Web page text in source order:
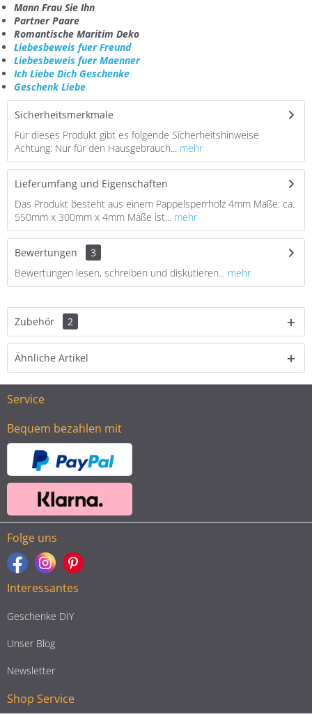
Mann Frau Sie Ihn
Partner Paare
Romantische Maritim Deko
Liebesbeweis fuer Freund
Liebesbeweis fuer Maenner
Ich Liebe Dich Geschenke
Geschenk Liebe
Sicherheitsmerkmale
Für dieses Produkt gibt es folgende Sicherheitshinweise
Achtung: Nur für den Hausgebrauch... mehr
Lieferumfang und Eigenschaften
Das Produkt besteht aus einem Pappelsperrholz 4mm Maße: ca.
550mm x 300mm x 4mm Maße ist... mehr
Bewertungen
3
Bewertungen lesen, schreiben und diskutieren... mehr
Zubehör 2
Ähnliche Artikel
Service
Bequem bezahlen mit
Folge uns
Interessantes
Geschenke DIY
Unser Blog
Newsletter
Shop Service